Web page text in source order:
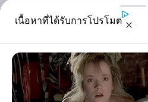
ดูดวง
ทำนายดวงชะต
7 วัน
เนื้อหาที่ได้รับการโปรโมต